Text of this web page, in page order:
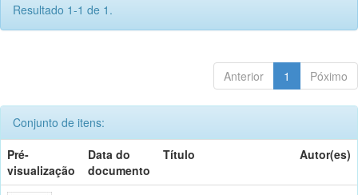
Resultado 1-1 de 1.
Anterior 1 Póximo
Conjunto de itens:
Pré-
visualização
Data do
documento
Título Autor(es)